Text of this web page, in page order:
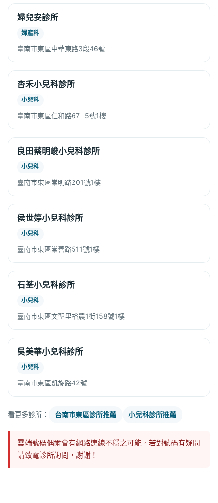
婦兒安診所
婦產科
臺南市東區中華東路3段46號
杏禾小兒科診所
小兒科
臺南市東區仁和路67─5號1樓
良田蔡明峻小兒科診所
小兒科
臺南市東區崇明路201號1樓
侯世婷小兒科診所
小兒科
臺南市東區崇善路511號1樓
石荃小兒科診所
小兒科
臺南市東區文聖里裕農1街158號1樓
吳美華小兒科診所
小兒科
臺南市東區凱旋路42號
看更多診所： 台南市東區診所推薦 小兒科診所推薦
雲端號碼偶爾會有網路連線不穩之可能，若對號碼有疑問
請致電診所詢問，謝謝！